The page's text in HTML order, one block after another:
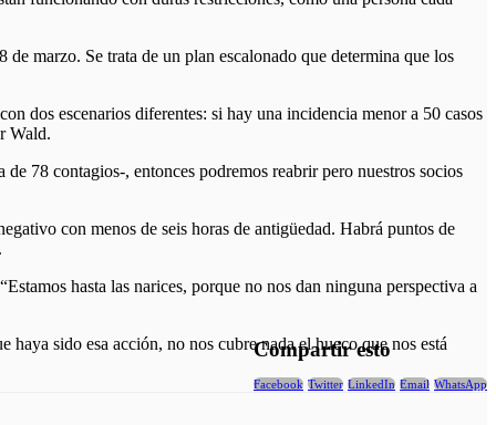
marzo. Se trata de un plan escalonado que determina que los
dos escenarios diferentes: si hay una incidencia menor a 50 casos
Wald.
78 contagios-, entonces podremos reabrir pero nuestros socios
con menos de seis horas de antigüedad. Habrá puntos de
hasta las narices, porque no nos dan ninguna perspectiva a
sido esa acción, no nos cubre nada el hueco que nos está
Compartir esto
Facebook Twitter LinkedIn Email WhatsApp